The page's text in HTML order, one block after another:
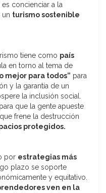
concienciar a la
un turismo sostenible
tiene como país
en torno al tema de
mejor para todos” para
y la garantía de un
la inclusión social.
que la gente apueste
frene la destrucción
protegidos.
por estrategias más
plazo se soporte
y equitativo.
ven en la